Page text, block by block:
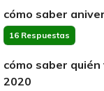
cómo saber
16 Respuestas
cómo saber
2020